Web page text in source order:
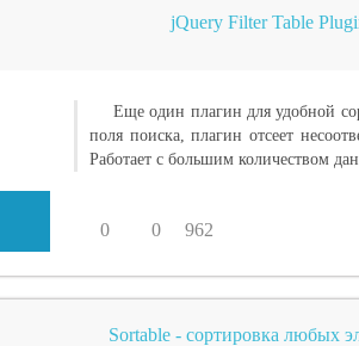
jQuery Filter Table
Еще один плагин для удобной
поля поиска, плагин отсеет
Работает с большим количеством
0 0 962
Sortable - сортировка любых